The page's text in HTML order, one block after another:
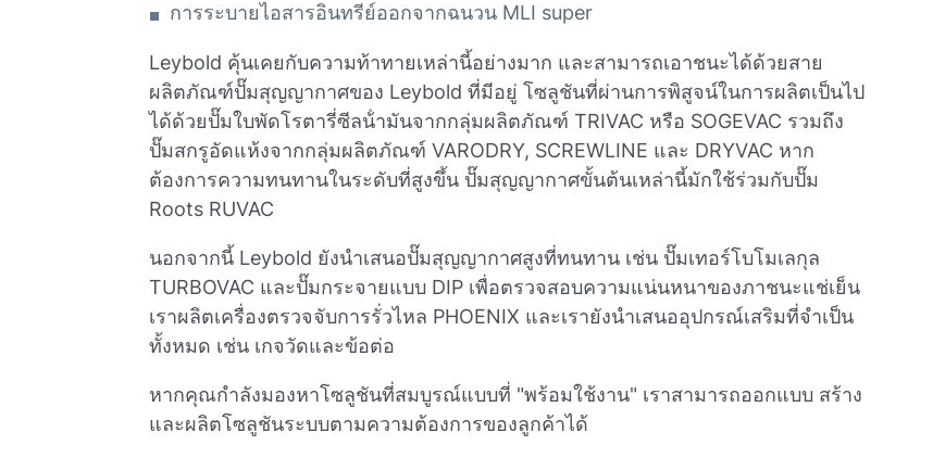
การระบายไอสารอินทรีย์ออกจากฉนวน MLI super
Leybold คุ้นเคยกับความท้าทายเหล่านี้อย่างมาก และสามารถเอาชนะได้ด้วยสาย
ผลิตภัณฑ์ปั๊มสุญญากาศของ Leybold ที่มีอยู่ โซลูชันที่ผ่านการพิสูจน์ในการผลิตเป็นไป
ได้ด้วยปั๊มใบพัดโรตารี่ซีลน้ํามันจากกลุ่มผลิตภัณฑ์ TRIVAC หรือ SOGEVAC รวมถึง
ปั๊มสกรูอัดแห้งจากกลุ่มผลิตภัณฑ์ VARODRY, SCREWLINE และ DRYVAC หาก
ต้องการความทนทานในระดับที่สูงขึ้น ปั๊มสุญญากาศขั้นต้นเหล่านี้มักใช้ร่วมกับปั๊ม
Roots RUVAC
นอกจากนี้ Leybold ยังนําเสนอปั๊มสุญญากาศสูงที่ทนทาน เช่น ปั๊มเทอร์โบโมเลกุล
TURBOVAC และปั๊มกระจายแบบ DIP เพื่อตรวจสอบความแน่นหนาของภาชนะแช่เย็น
เราผลิตเครื่องตรวจจับการรั่วไหล PHOENIX และเรายังนําเสนออุปกรณ์เสริมที่จําเป็น
ทั้งหมด เช่น เกจวัดและข้อต่อ
หากคุณกําลังมองหาโซลูชันที่สมบูรณ์แบบที่ "พร้อมใช้งาน" เราสามารถออกแบบ สร้าง
และผลิตโซลูชันระบบตามความต้องการของลูกค้าได้